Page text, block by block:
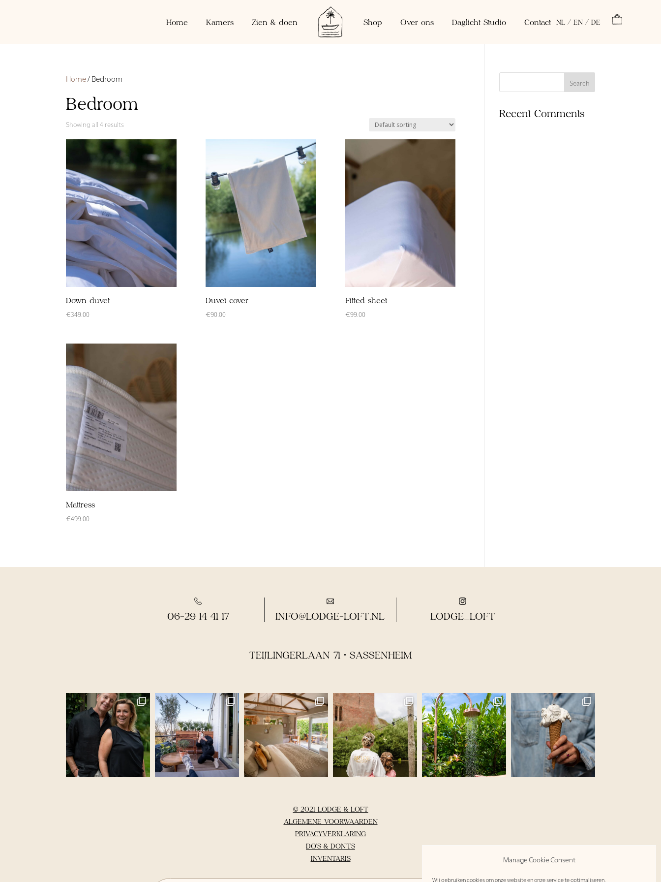
Manage Cookie Consent
Wij gebruiken cookies om onze website en onze service te optimaliseren.
Home Kamers Zien & doen Shop Over ons Daglicht Studio Contact NL / EN / DE
Home/ Bedroom
Bedroom
Showing all 4 results
Down duvet
€349.00
Duvet cover
€90.00
Fitted sheet
€99.00
Mattress
€499.00
Recent Comments
06-29 14 41 17 INFO@LODGE-LOFT.NL LODGE_LOFT
TEIJLINGERLAAN 71 • SASSENHEIM
© 2021 LODGE & LOFT
ALGEMENE VOORWAARDEN
PRIVACYVERKLARING
DO’S & DON’TS
INVENTARIS